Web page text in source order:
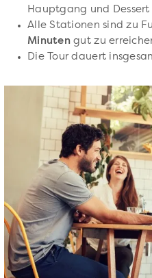
Hauptgang und Dessert
Alle Stationen sind zu
Minutengut zu
Die Tour dauert